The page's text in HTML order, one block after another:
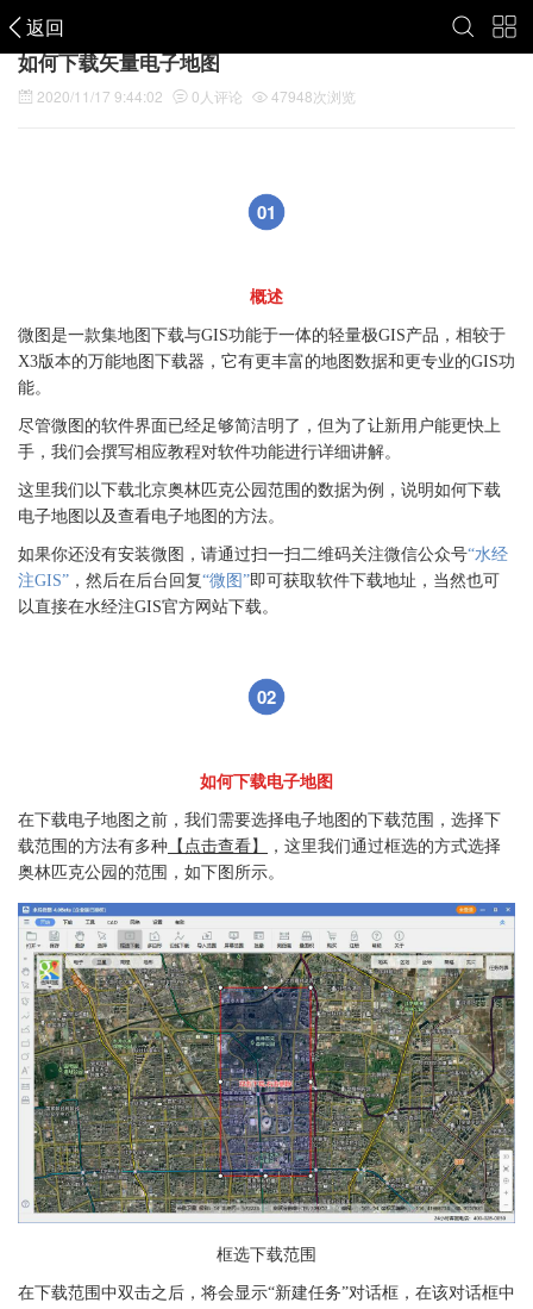
返回
如何下载矢量电子地图
2020/11/17 9:44:02 0 人评论 47948次浏览
01
概述
微图是一款集地图下载与GIS功能于一体的轻量极GIS产品，相较于
X3版本的万能地图下载器，它有更丰富的地图数据和更专业的GIS功
能。
尽管微图的软件界面已经足够简洁明了，但为了让新用户能更快上
手，我们会撰写相应教程对软件功能进行详细讲解。
这里我们以下载北京奥林匹克公园范围的数据为例，说明如何下载
电子地图以及查看电子地图的方法。
如果你还没有安装微图，请通过扫一扫二维码关注微信公众号“水经
注GIS” ，然后在后台回复“微图”即可获取软件下载地址，当然也可
以直接在水经注GIS官方网站下载。
02
如何下载电子地图
在下载电子地图之前，我们需要选择电子地图的下载范围，选择下
载范围的方法有多种 【点击查看】
，这里我们通过框选的方式选择
奥林匹克公园的范围，如下图所示。
框选下载范围
在下载范围中双击之后，将会显示“新建任务”对话框，在该对话框中